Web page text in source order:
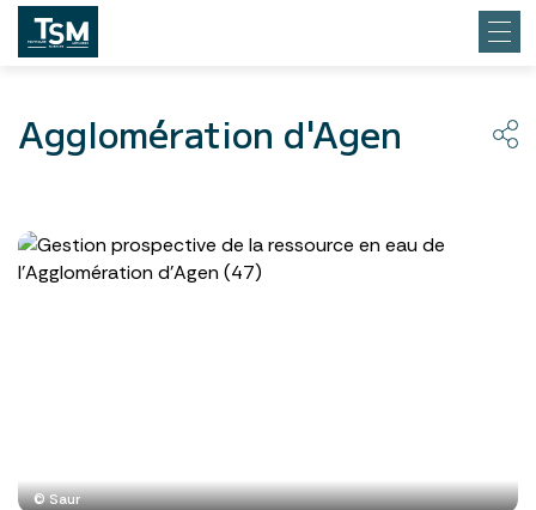
Agglomération d'Agen
© Saur